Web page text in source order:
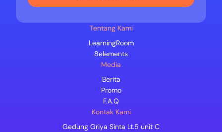
Tentang Kami
LearningRoom
8elements
Media
Berita
Promo
F.A.Q
Kontak Kami
Gedung Griya Sinta Lt.5 unit C